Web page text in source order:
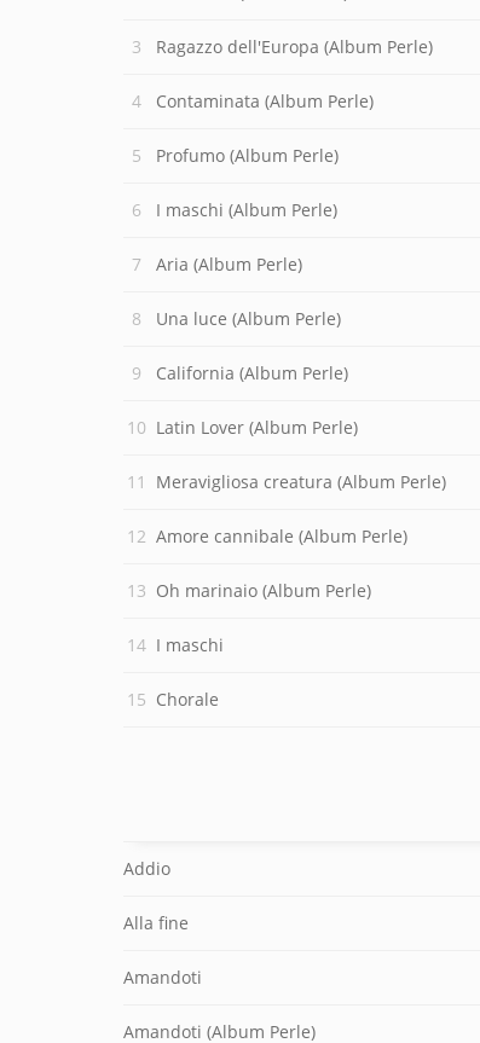
Ragazzo dell'Europa (Album Perle)
Contaminata (Album Perle)
Profumo (Album Perle)
I maschi (Album Perle)
Aria (Album Perle)
Una luce (Album Perle)
California (Album Perle)
Latin Lover (Album Perle)
Meravigliosa creatura (Album Perle)
Amore cannibale (Album Perle)
Oh marinaio (Album Perle)
I maschi
Chorale
Addio
Alla fine
Amandoti
Amandoti (Album Perle)